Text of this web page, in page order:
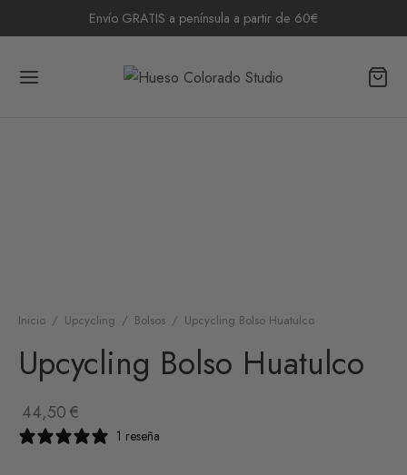
Envío GRATIS a península a partir de 60€
Inicio / Upcycling / Bolsos / Upcycling Bolso Huatulco
Upcycling Bolso Huatulco
44,50€
1 reseña